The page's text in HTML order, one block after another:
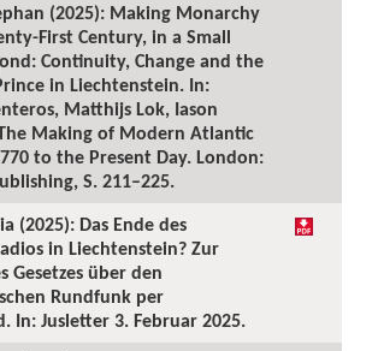
(2025): Making Monarchy
First Century, in a Small
Continuity, Change and the
in Liechtenstein. In:
Matthijs Lok, Iason
Making of Modern Atlantic
to the Present Day. London:
S. 211–225.
(2025): Das Ende des
in Liechtenstein? Zur
Gesetzes über den
Rundfunk per
In: Jusletter 3. Februar 2025.